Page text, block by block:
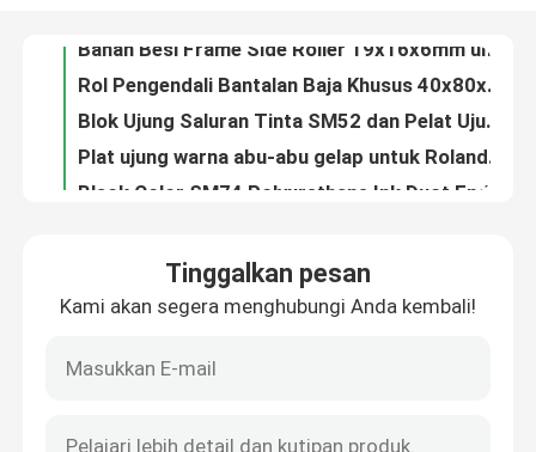
Kontrol Kualitas
Hubungi Kami
Blog
Bagian Cetak Offset
Tinggalkan pesan
Kami akan segera menghubungi Anda kembali!